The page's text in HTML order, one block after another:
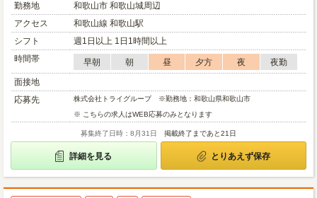
勤務地
和歌山市 和歌山城周辺
アクセス
和歌山線 和歌山駅
シフト
週1日以上 1日1時間以上
時間帯
早朝 朝 昼 夕方 夜
夜勤
面接地
応募先
株式会社トライグループ ※勤務地：和歌山県和歌山市
※ こちらの求人はWEB応募のみとなります
募集終了日時：8月31日 掲載終了まであと21日
詳細を見る とりあえず保存